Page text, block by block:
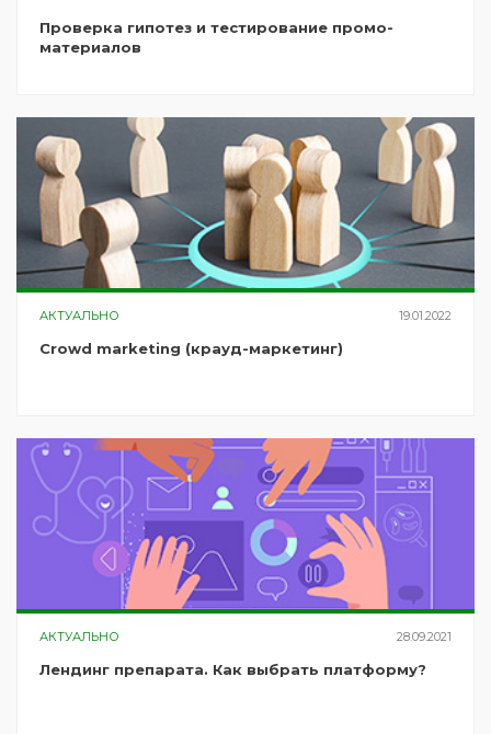
Проверка гипотез и тестирование промо-
материалов
АКТУАЛЬНО 19.01.2022
Crowd marketing (крауд-маркетинг)
АКТУАЛЬНО 28.09.2021
Лендинг препарата. Как выбрать платформу?